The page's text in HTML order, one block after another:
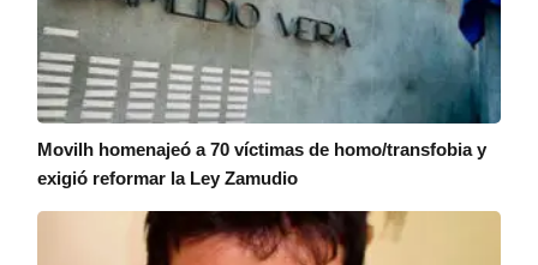
Movilh homenajeó a 70 víctimas de homo/transfobia y
exigió reformar la Ley Zamudio